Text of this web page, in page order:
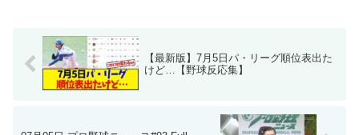
【最新版】7月5日パ・リーグ順位表出た
けど…【野球反応集】